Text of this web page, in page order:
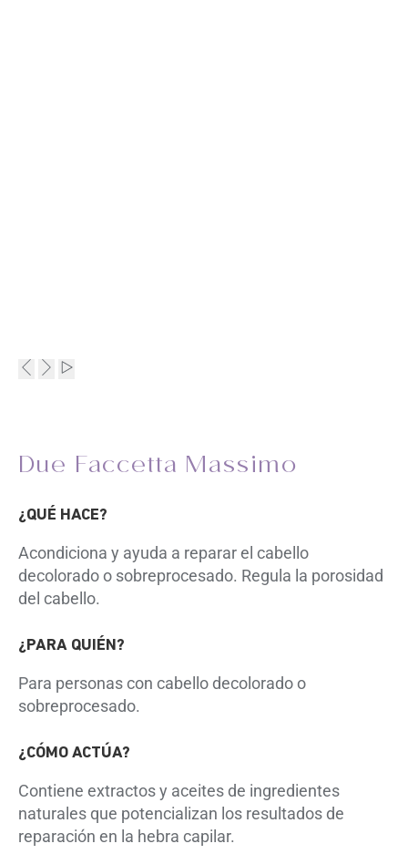
Due Faccetta Massimo
¿QUÉ HACE?
Acondiciona y ayuda a reparar el cabello
decolorado o sobreprocesado. Regula la porosidad
del cabello.
¿PARA QUIÉN?
Para personas con cabello decolorado o
sobreprocesado.
¿CÓMO ACTÚA?
Contiene extractos y aceites de ingredientes
naturales que potencializan los resultados de
reparación en la hebra capilar.